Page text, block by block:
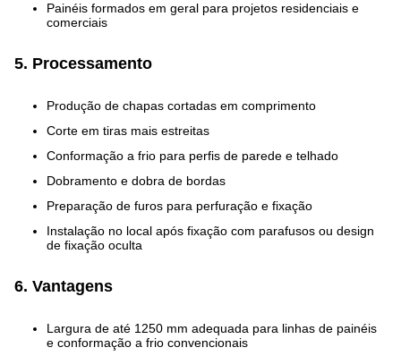
Painéis formados em geral para projetos residenciais e
comerciais
5. Processamento
Produção de chapas cortadas em comprimento
Corte em tiras mais estreitas
Conformação a frio para perfis de parede e telhado
Dobramento e dobra de bordas
Preparação de furos para perfuração e fixação
Instalação no local após fixação com parafusos ou design
de fixação oculta
6. Vantagens
Largura de até 1250 mm adequada para linhas de painéis
e conformação a frio convencionais